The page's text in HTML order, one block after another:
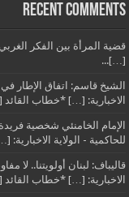
Recent Comments
قضية المرأة بين الفكر
[…]...
الشيخ قاسم: اتفاق الإطار
الاخبارية: […] *خطاب
الإمام الخامنئي شخصية
للحاكمية - الولاية
قاليباف: لبنان أولويتنا.. لا
الاخبارية: […] *خطاب